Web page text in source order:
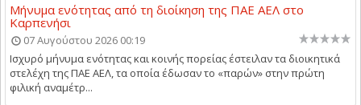
Μήνυμα ενότητας από τη διοίκηση της ΠΑΕ ΑΕΛ στο
Καρπενήσι
07 Αυγούστου 2026 00:19
Ισχυρό μήνυμα ενότητας και κοινής πορείας έστειλαν τα διοικητικά
στελέχη της ΠΑΕ ΑΕΛ, τα οποία έδωσαν το «παρών» στην πρώτη
φιλική αναμέτρ...